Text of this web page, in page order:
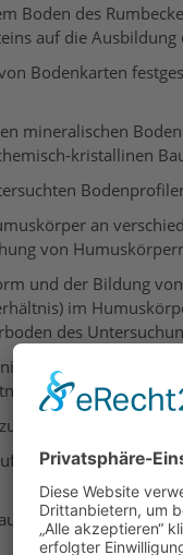
Boden des
auf die
Bodenkarten
mineralischen
kristallinen
an
von
und der Bildung
im
des
zu Nitrat ist an
für die
C/N-Verhältnis
der Fläche des
der Fläche des